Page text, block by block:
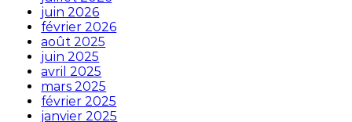
juin 2026
février 2026
août 2025
juin 2025
avril 2025
mars 2025
février 2025
janvier 2025